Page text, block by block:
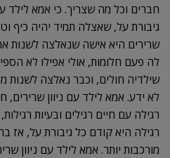
חברים וכל מה שצריך. כי אמא לילד
גיבורת על, שאצלה תמיד יהיה כיף
שרירים היא אישה שנאלצה לשנות
לה פעם חלומות, אולי אפילו לא
לא ידע. אמא לילד עם ניוון
רגילה עם חיים רגילים ובעיות
רגילה היא קודם כל גיבורת על, אז
מורכבות יותר. אמא לילד עם ניוון